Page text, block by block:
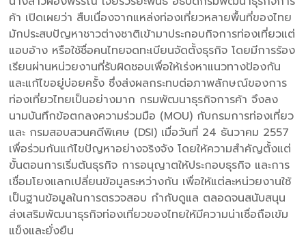
ค้า เปิดเผยว่า สืบเนื่องจากแหล่งท่องเที่ยวหลายพื้นที่ของไทย
มักประสบปัญหาชาวต่างชาติเข้ามาประกอบกิจการท่องเที่ยวแต่
แอบอ้าง หรือใช้ชื่อคนไทยจดทะเบียนจัดตั้งธุรกิจ โดยมีการร้อง
เรียนผ่านหน่วยงานที่รับผิดชอบเพื่อให้เร่งหาแนวทางป้องกัน
และแก้ไขอยู่บ่อยครั้ง ซึ่งส่งผลกระทบต่อภาพลักษณ์ของการ
ท่องเที่ยวไทยเป็นอย่างมาก กรมพัฒนาธุรกิจการค้า จึงลง
นามบันทึกข้อตกลงความร่วมมือ (MOU) กับกรมการท่องเที่ยว
และ กรมสอบสวนคดีพิเศษ (DSI) เมื่อวันที่ 24 ธันวาคม 2557
เพื่อร่วมกันแก้ไขปัญหาอย่างจริงจัง โดยให้ความสำคัญตั้งแต่
ขั้นตอนการเริ่มต้นธุรกิจ การอนุญาตให้ประกอบธุรกิจ และการ
เชื่อมโยงแลกเปลี่ยนข้อมูลระหว่างกัน เพื่อให้แต่ละหน่วยงานใช้
เป็นฐานข้อมูลในการตรวจสอบ กำกับดูแล ตลอดจนสนับสนุน
ส่งเสริมพัฒนาธุรกิจท่องเที่ยวของไทยให้มีความน่าเชื่อถือเข้ม
แข็งและยั่งยืน